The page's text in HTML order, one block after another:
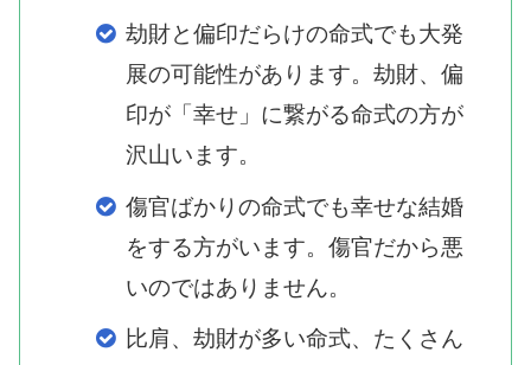
劫財と偏印だらけの命式でも大発
展の可能性があります。劫財、偏
印が「幸せ」に繋がる命式の方が
沢山います。
傷官ばかりの命式でも幸せな結婚
をする方がいます。傷官だから悪
いのではありません。
比肩、劫財が多い命式、たくさん